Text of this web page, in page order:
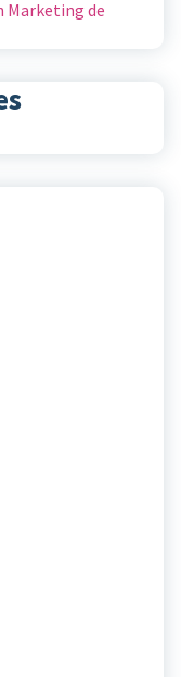
Marketing de